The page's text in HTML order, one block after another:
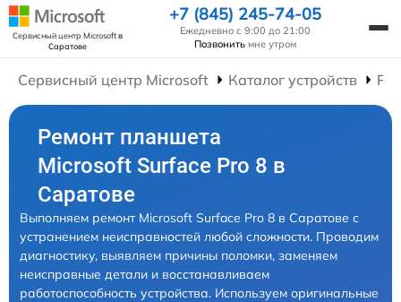
Сервисный центр Microsoftв
Саратове
+7 (845) 245-74-05
Ежедневно с 9:00 до 21:00
Позвонить мне утром
Сервисный центр Microsoft Каталог устройств
Ремонт планшета
Microsoft Surface Pro 8 в
Саратове
Выполняем ремонт Microsoft Surface Pro 8 в Саратове с
устранением неисправностей любой сложности. Проводим
диагностику, выявляем причины поломки, заменяем
неисправные детали и восстанавливаем
работоспособность устройства. Используем оригинальные